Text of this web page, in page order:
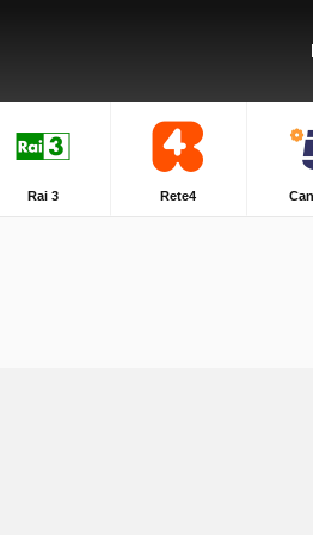
Rai 3 Rete4